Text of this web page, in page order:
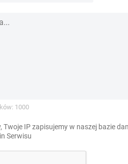
1000
Twoje IP zapisujemy w naszej bazie
Serwisu